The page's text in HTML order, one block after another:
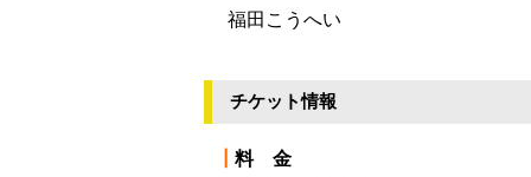
福田こうへい
チケット情報
料 金